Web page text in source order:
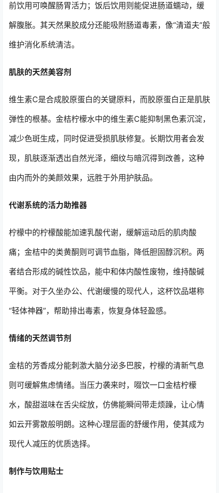
前饮用可唤醒肠胃活力；饭后饮用则能促进肠道蠕动，缓
解腹胀。其天然果胶成分还能吸附肠道毒素，像“清道夫”般
维护消化系统清洁。
肌肤的天然美容剂
维生素C是合成胶原蛋白的关键原料，而胶原蛋白正是肌肤
弹性的根基。金桔柠檬水中的维生素C能抑制黑色素沉淀，
减少色斑生成，同时促进受损肌肤修复。长期饮用者会发
现，肌肤逐渐透出自然光泽，细纹与暗沉得到改善，这种
由内而外的美颜效果，远胜于外用护肤品。
代谢系统的活力助推器
柠檬中的柠檬酸能加速乳酸代谢，缓解运动后的肌肉酸
痛；金桔中的类黄酮则可调节血脂，降低胆固醇沉积。两
者结合形成的碱性饮品，能中和体内酸性废物，维持酸碱
平衡。对于久坐办公、代谢缓慢的现代人，这杯饮品堪称
“轻体神器”，帮助排出毒素，恢复身体轻盈感。
情绪的天然调节剂
金桔的芳香成分能刺激大脑分泌多巴胺，柠檬的清新气息
则可缓解焦虑情绪。当压力袭来时，啜饮一口金桔柠檬
水，酸甜滋味在舌尖绽放，仿佛能瞬间带走烦躁，让心情
如云开雾散般明朗。这种心理层面的舒缓作用，使其成为
现代人减压的优质选择。
制作与饮用贴士